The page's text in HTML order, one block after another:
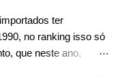
mais retangular,
para as
deles será uma
módulo de controle
Para alguns veículos
ter
no ranking isso só
que neste ano,